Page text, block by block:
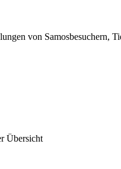
von Samosbesuchern,
Übersicht